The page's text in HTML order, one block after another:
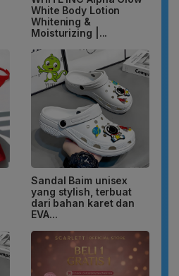
White Body Lotion
Whitening &
Moisturizing |...
Sandal Baim unisex
yang stylish, terbuat
dari bahan karet dan
EVA...